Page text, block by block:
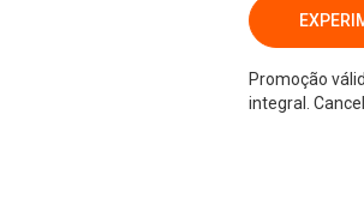
Promoção
integral.